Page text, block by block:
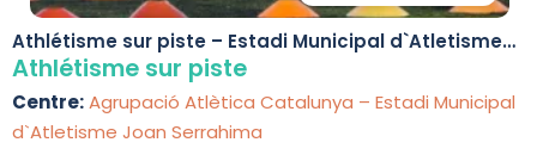
Athlétisme sur piste – Estadi Municipal d`Atletisme
Joan Serrahima
Athlétisme sur piste
Centre:Agrupació Atlètica Catalunya – Estadi Municipal
d`Atletisme Joan Serrahima